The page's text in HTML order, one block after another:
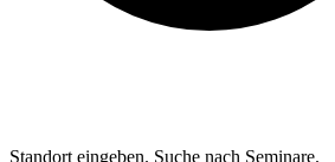
Standort eingeben. Suche nach Seminare.